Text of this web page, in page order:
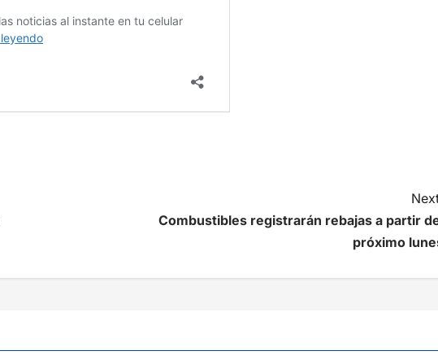
Combustibles registrarán rebajas a partir
próximo